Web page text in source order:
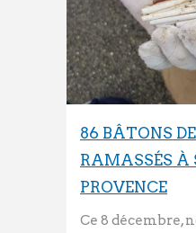
86 BÂTONS
RAMASSÉS À
PROVENCE
Ce 8 décembre,